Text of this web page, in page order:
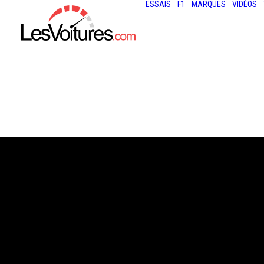
ESSAIS F1 MARQUES VIDÉOS